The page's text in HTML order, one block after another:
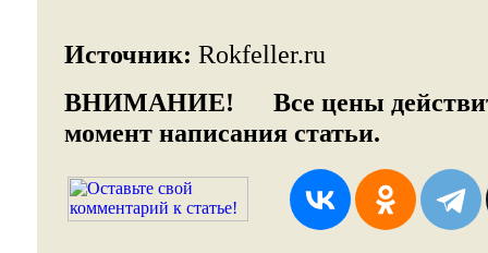
Источник: Rokfeller.ru
ВНИМАНИЕ! Все цены
момент написания статьи.